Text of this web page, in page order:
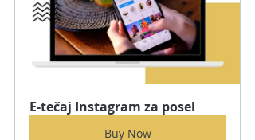
E-tečaj Instagram za posel
Buy Now